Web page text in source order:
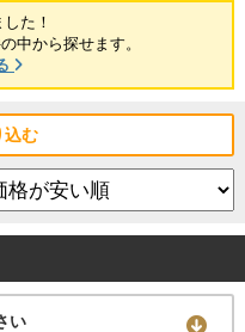
た！
中から探せます。
込む
い